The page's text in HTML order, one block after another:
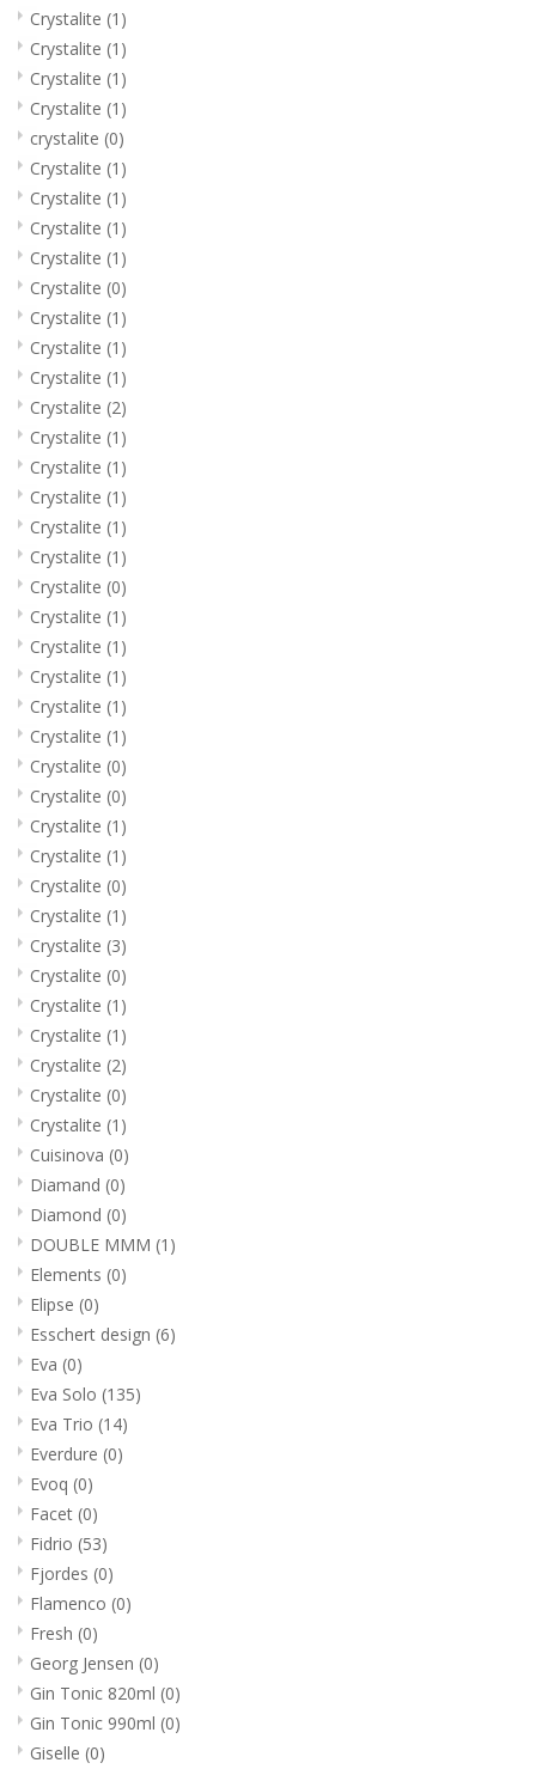
Crystalite (1)
Crystalite (1)
Crystalite (1)
Crystalite (1)
crystalite (0)
Crystalite (1)
Crystalite (1)
Crystalite (1)
Crystalite (1)
Crystalite (0)
Crystalite (1)
Crystalite (1)
Crystalite (1)
Crystalite (2)
Crystalite (1)
Crystalite (1)
Crystalite (1)
Crystalite (1)
Crystalite (1)
Crystalite (0)
Crystalite (1)
Crystalite (1)
Crystalite (1)
Crystalite (1)
Crystalite (1)
Crystalite (0)
Crystalite (0)
Crystalite (1)
Crystalite (1)
Crystalite (0)
Crystalite (1)
Crystalite (3)
Crystalite (0)
Crystalite (1)
Crystalite (1)
Crystalite (2)
Crystalite (0)
Crystalite (1)
Cuisinova (0)
Diamand (0)
Diamond (0)
DOUBLE MMM (1)
Elements (0)
Elipse (0)
Esschert design (6)
Eva (0)
Eva Solo (135)
Eva Trio (14)
Everdure (0)
Evoq (0)
Facet (0)
Fidrio (53)
Fjordes (0)
Flamenco (0)
Fresh (0)
Georg Jensen (0)
Gin Tonic 820ml (0)
Gin Tonic 990ml (0)
Giselle (0)